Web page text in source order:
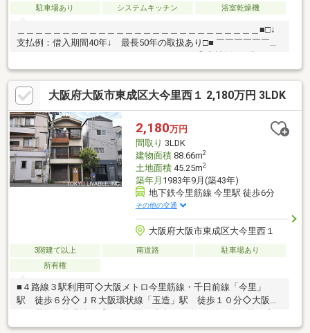
駐車場あり
システムキッチン 浴室乾燥機
＿＿＿＿＿＿＿＿＿＿＿＿＿＿＿＿＿＿＿＿＿＿＿＿＿＿＿■□↓
支払例：借入期間40年↓ 最長50年の取扱あり□■ ￣￣￣￣￣￣￣
２，９３２円～◎●リフォーム済みで快適新生活！●全居室訳６帖
の広々3LDK●駐車場付きでカーライフを満喫できる住まい●２
WAYアクセス可能な物件■ちょっと見学してみたいだけと言う方
も是非お問合せ下さい◎当社ではネットで他社様が広告している
物件も同時に紹介・内覧可能です!その際は、ご希望の物件名と価
格をお申し付け下さい◎当日のご見学、ご質問、資料請求、気軽
にお問合せ下さい（=^o^=）
大阪府大阪市東成区大今里西１ 2,180万円 3LDK
2,180万円
間取り 3LDK
建物面積88.66m2
土地面積45.25m2
築年月 1983年9月(築43年)
地下鉄今里筋線 今里駅 徒歩6分
その他の交通
大阪府大阪市東成区大今里西１
3階建て以上 南道路
駐車場あり
所有権
■４路線３駅利用可◇大阪メトロ今里筋線・千日前線「今里」
駅 徒歩６分◇ＪＲ大阪環状線「玉造」駅 徒歩１０分◇大阪メ
トロ長堀鶴見緑地線「玉造」駅 徒歩１１分■物件の詳細及び内
覧希望のお問い合わせにつきましては担当までお願いいたしま